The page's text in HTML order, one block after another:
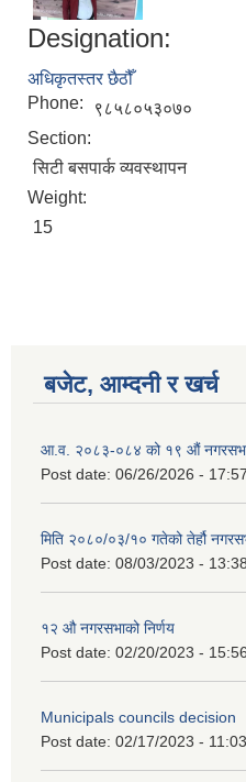
Designation:
अधिकृतस्तर छैठौँ
Phone:
९८५८०५३०७०
Section:
सिटी बसपार्क व्यवस्थापन
Weight:
15
बजेट, आम्दनी र खर्च
आ.व. २०८३-०८४ को १९ औं
Post date: 06/26/2026 - 17:57
मिति २०८०/०३/१० गतेको तेर्हौ
Post date: 08/03/2023 - 13:38
१२ औ नगरसभाको निर्णय
Post date: 02/20/2023 - 15:56
Municipals councils decision
Post date: 02/17/2023 - 11:03